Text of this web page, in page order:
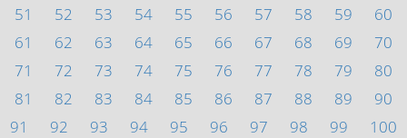
51
52 53 54 55 56 57 58 59
60
61
62 63 64 65 66 67 68 69
70
71
72 73 74 75 76 77 78 79
80
81
82 83 84 85 86 87 88 89
90
91
92 93 94 95 96 97 98 99
100